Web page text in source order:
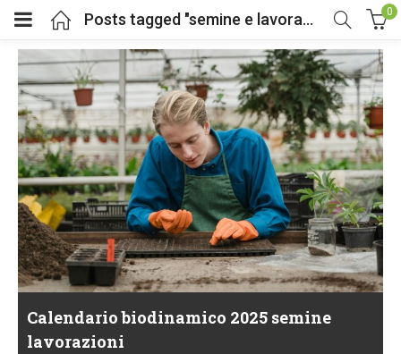
Posts tagged "semine e lavorazioni" 0
Calendario biodinamico 2025 semine
lavorazioni